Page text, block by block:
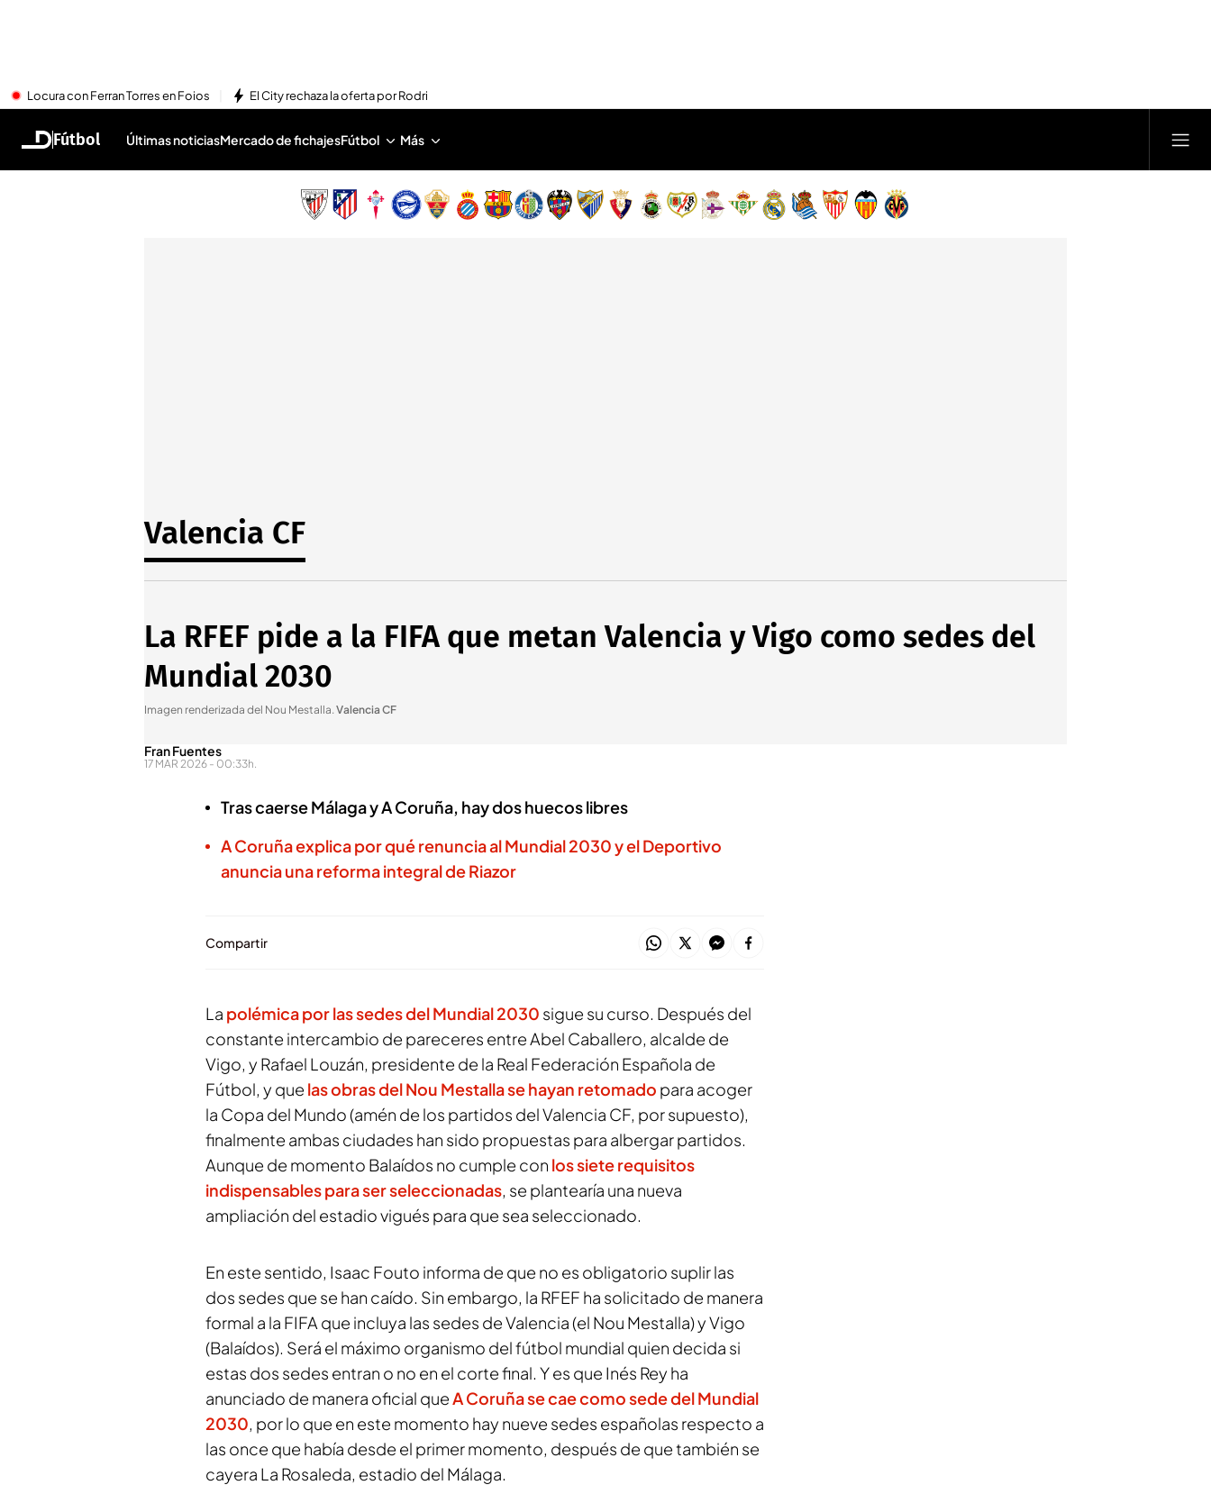
Locura con Ferran Torres en Foios El City rechaza la oferta por Rodri
Fútbol Últimas noticiasMercado de fichajesFútbol Más
Valencia CF
La RFEF pide a la FIFA que metan Valencia y Vigo como sedes del
Mundial 2030
Imagen renderizada del Nou Mestalla.Valencia CF
Fran Fuentes
17 MAR 2026 - 00:33h.
Tras caerse Málaga y A Coruña, hay dos huecos libres
A Coruña explica por qué renuncia al Mundial 2030 y el Deportivo
anuncia una reforma integral de Riazor
Compartir
La polémica por las sedes delMundial 2030 sigue su curso. Después del
constante intercambio de pareceres entre Abel Caballero, alcalde de
Vigo, y Rafael Louzán, presidente de la Real Federación Española de
Fútbol, y que las obras del Nou Mestalla se hayan retomado para acoger
la Copa del Mundo (amén de los partidos del Valencia CF, por supuesto),
finalmente ambas ciudades han sido propuestas para albergar partidos.
Aunque de momento Balaídos no cumple con los siete requisitos
indispensables para ser seleccionadas, se plantearía una nueva
ampliación del estadio vigués para que sea seleccionado.
En este sentido, Isaac Fouto informa de que no es obligatorio suplir las
dos sedes que se han caído. Sin embargo, la RFEF ha solicitado de manera
formal a la FIFA que incluya las sedes de Valencia (el Nou Mestalla) y Vigo
(Balaídos). Será el máximo organismo del fútbol mundial quien decida si
estas dos sedes entran o no en el corte final. Y es que Inés Rey ha
anunciado de manera oficial queA Coruña se cae como sede del Mundial
2030, por lo que en este momento hay nueve sedes españolas respecto a
las once que había desde el primer momento, después de que también se
cayera La Rosaleda, estadio del Málaga.